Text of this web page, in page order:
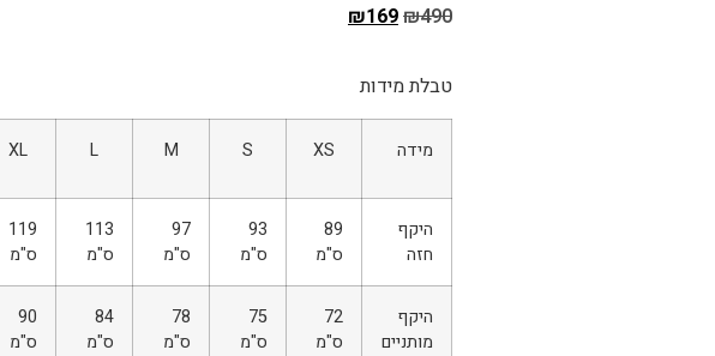
₪490
₪169
טבלת מידות
מידה XS
S
M
L
XL
היקף
חזה
89
ס"מ
93
ס"מ
97
ס"מ
113
ס"מ
119
ס"מ
היקף
מותניים
72
ס"מ
75
ס"מ
78
ס"מ
84
ס"מ
90
ס"מ